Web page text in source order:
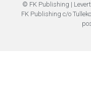
© FK Publishing |
FK Publishing c/o